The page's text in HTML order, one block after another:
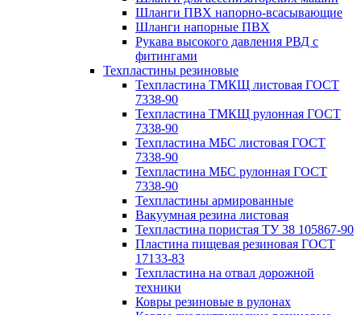
Шланги ПВХ напорно-всасывающие
Шланги напорные ПВХ
Рукава высокого давления РВД с
фитингами
Техпластины резиновые
Техпластина ТМКЩ листовая ГОСТ
7338-90
Техпластина ТМКЩ рулонная ГОСТ
7338-90
Техпластина МБС листовая ГОСТ
7338-90
Техпластина МБС рулонная ГОСТ
7338-90
Техпластины армированные
Вакуумная резина листовая
Техпластина пористая ТУ 38 105867-90
Пластина пищевая резиновая ГОСТ
17133-83
Техпластина на отвал дорожной
техники
Ковры резиновые в рулонах